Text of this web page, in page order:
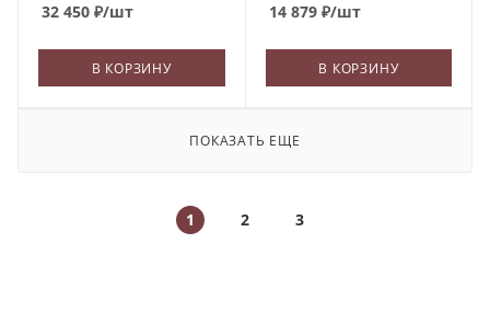
32 450 ₽/шт
В КОРЗИНУ
14 879₽/шт
В КОРЗИНУ
ПОКАЗАТЬ ЕЩЕ
1 2 3